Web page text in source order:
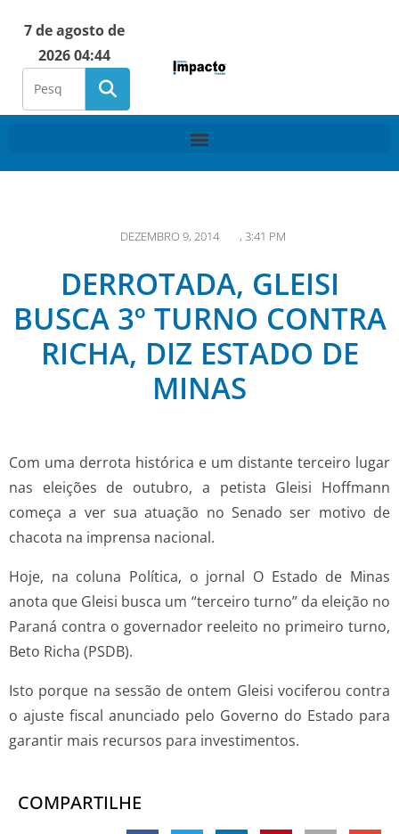
7 de agosto de
2026 04:44
DEZEMBRO 9, 2014 , 3:41 PM
DERROTADA, GLEISI
BUSCA 3º TURNO CONTRA
RICHA, DIZ ESTADO DE
MINAS
Com uma derrota histórica e um distante terceiro lugar
nas eleições de outubro, a petista Gleisi Hoffmann
começa a ver sua atuação no Senado ser motivo de
chacota na imprensa nacional.
Hoje, na coluna Política, o jornal O Estado de Minas
anota que Gleisi busca um “terceiro turno” da eleição no
Paraná contra o governador reeleito no primeiro turno,
Beto Richa (PSDB).
Isto porque na sessão de ontem Gleisi vociferou contra
o ajuste fiscal anunciado pelo Governo do Estado para
garantir mais recursos para investimentos.
COMPARTILHE